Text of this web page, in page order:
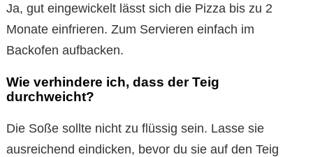
Ja, gut eingewickelt lässt sich die Pizza bis zu 2
Monate einfrieren. Zum Servieren einfach im
Backofen aufbacken.
Wie verhindere ich, dass der Teig
durchweicht?
Die Soße sollte nicht zu flüssig sein. Lasse sie
ausreichend eindicken, bevor du sie auf den Teig